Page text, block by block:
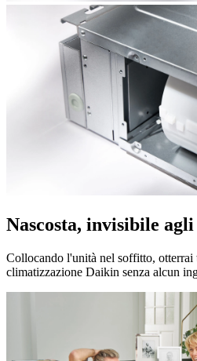
Nascosta, invisibile
Collocando l'unità nel soffitto, otterrai
climatizzazione Daikin senza alcun